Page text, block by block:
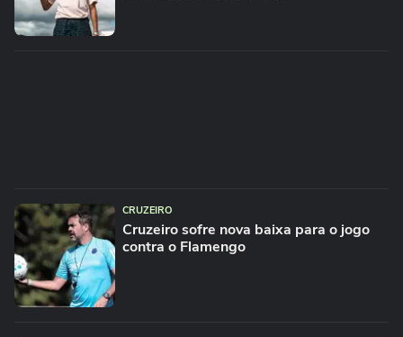
CRUZEIRO
Cruzeiro sofre nova baixa para o jogo
contra o Flamengo